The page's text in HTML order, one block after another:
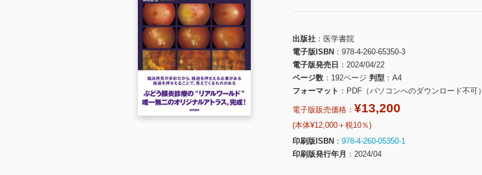
出版社
医学書院
電子版ISBN
978-4-260-65350-3
電子版発売日
2024/04/22
ページ数
192ページ 判型
A4
フォーマット
PDF（パソコンへのダウンロード不可）
電子版販売価格： ¥13,200
(本体¥12,000＋税10％)
印刷版ISBN
978-4-260-05350-1
印刷版発行年月
2024/04